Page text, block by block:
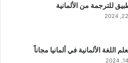
للترجمة من الألمانية
اللغة الألمانية في ألمانيا مجاناً